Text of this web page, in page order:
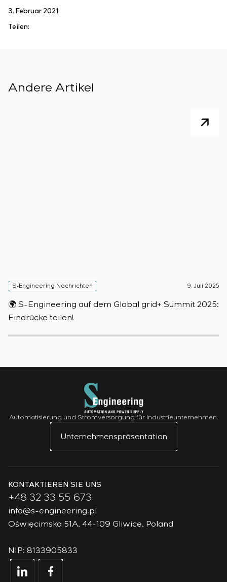
3. Februar 2021
Teilen:
Andere Artikel
S-Engineering Nachrichten 9. Juli 2025
🌍 S-Engineering auf dem Global grid+ Summit 2025:
Eindrücke teilen!
Automatisierung und Stromversorgung für Industrieunternehmen.
Unternehmenspräsentation
KONTAKTIEREN SIE UNS
+48 32 33 55 673
info@s-engineering.pl
Oświęcimska 51A, 44-109 Gliwice, Poland
NIP: 8133905833